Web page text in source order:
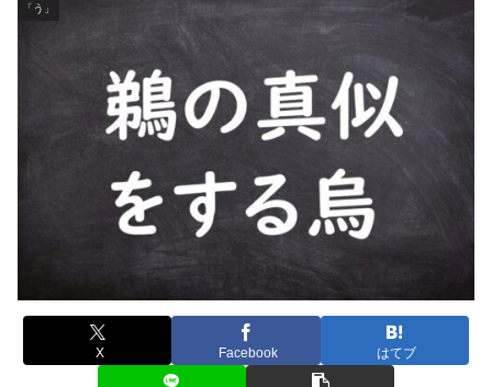
「う」
X Facebook はてブ